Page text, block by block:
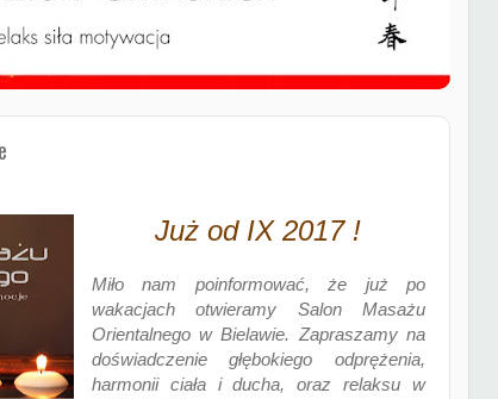
Już od IX 2017 !
Miło nam poinformować, że już po
wakacjach otwieramy Salon Masażu
Orientalnego w Bielawie. Zapraszamy na
doświadczenie głębokiego odprężenia,
harmonii ciała i ducha, oraz relaksu w